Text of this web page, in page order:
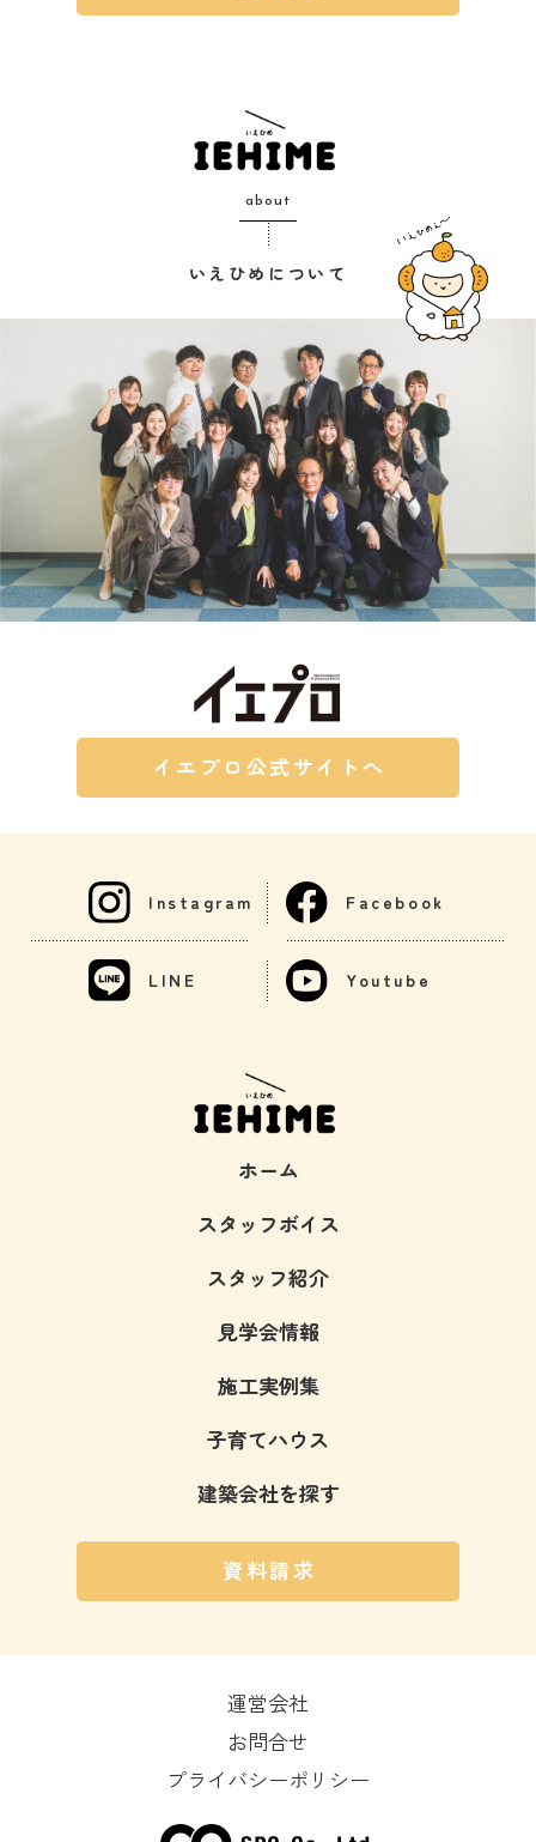
about
いえひめについて
イエプロ公式サイトへ
ホーム
スタッフボイス
スタッフ紹介
見学会情報
施工実例集
子育てハウス
建築会社を探す
資料請求
Instagram Facebook
LINE Youtube
運営会社
お問合せ
プライバシーポリシー